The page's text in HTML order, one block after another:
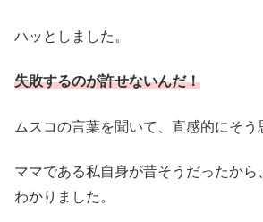
ハッとしました。
失敗するのが許せないんだ！
ムスコの言葉を聞いて、直感的にそう
ママである私自身が昔そうだったから
わかりました。